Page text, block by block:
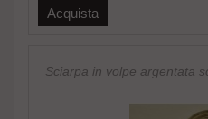
Italia. Brand Amica snc -Altissima
Speciale promozione! Nel caso
Acquista
Sciarpa in volpe argentata